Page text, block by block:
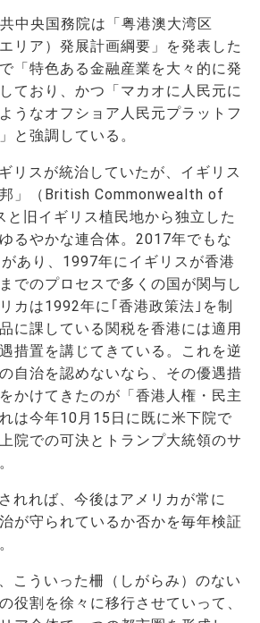
中央国務院は「粤港澳大湾区
リア）発展計画綱要」を発表した
「特色ある金融産業を大々的に発
ており、かつ「マカオに人民元に
うなオフショア人民元プラットフ
と強調している。
リスが統治していたが、イギリス
」（British Commonwealth of
と旧イギリス植民地から独立した
るやかな連合体。2017年でもな
あり、1997年にイギリスが香港
でのプロセスで多くの国が関与し
カは1992年に｢香港政策法｣を制
に課している関税を香港には適用
措置を講じてきている。これを逆
自治を認めないなら、その優遇措
かけてきたのが「香港人権・民主
は今年10月15日に既に米下院で
院での可決とトランプ大統領のサ
れれば、今後はアメリカが常に
が守られているか否かを毎年検証
こういった柵（しがらみ）のない
役割を徐々に移行させていって、